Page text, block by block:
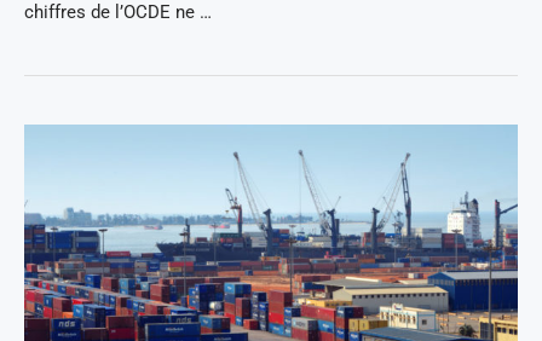
chiffres de l’OCDE ne …